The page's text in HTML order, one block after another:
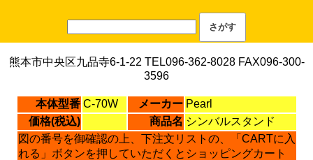
熊本市中央区九品寺6-1-22 TEL096-362-8028 FAX096-300-
3596
本体型番 C-70W メーカー Pearl
価格(税込)
商品名 シンバルスタンド
図の番号を御確認の上、下注文リストの、「CARTに入
れる」ボタンを押していただくとショッピングカート